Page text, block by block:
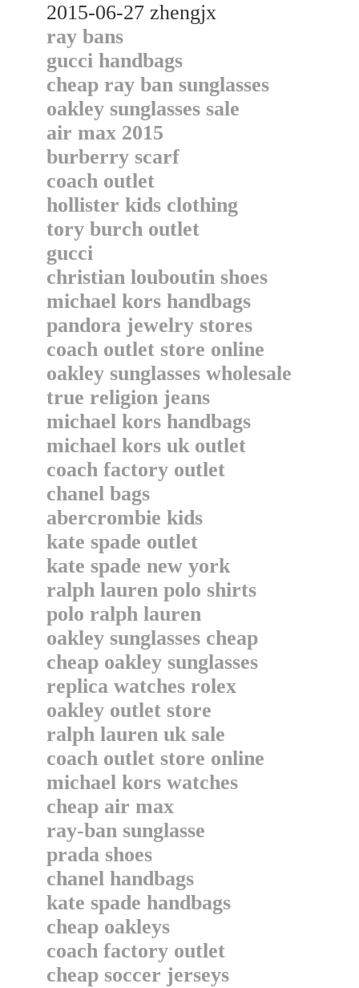
2015-06-27 zhengjx
ray bans
gucci handbags
cheap ray ban sunglasses
oakley sunglasses sale
air max 2015
burberry scarf
coach outlet
hollister kids clothing
tory burch outlet
gucci
christian louboutin shoes
michael kors handbags
pandora jewelry stores
coach outlet store online
oakley sunglasses wholesale
true religion jeans
michael kors handbags
michael kors uk outlet
coach factory outlet
chanel bags
abercrombie kids
kate spade outlet
kate spade new york
ralph lauren polo shirts
polo ralph lauren
oakley sunglasses cheap
cheap oakley sunglasses
replica watches rolex
oakley outlet store
ralph lauren uk sale
coach outlet store online
michael kors watches
cheap air max
ray-ban sunglasse
prada shoes
chanel handbags
kate spade handbags
cheap oakleys
coach factory outlet
cheap soccer jerseys